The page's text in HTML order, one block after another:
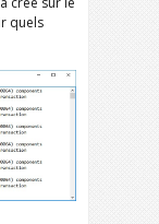
quels